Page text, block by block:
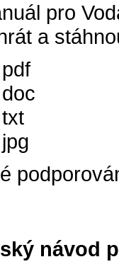
pro
a
pdf
doc
txt
jpg
návod